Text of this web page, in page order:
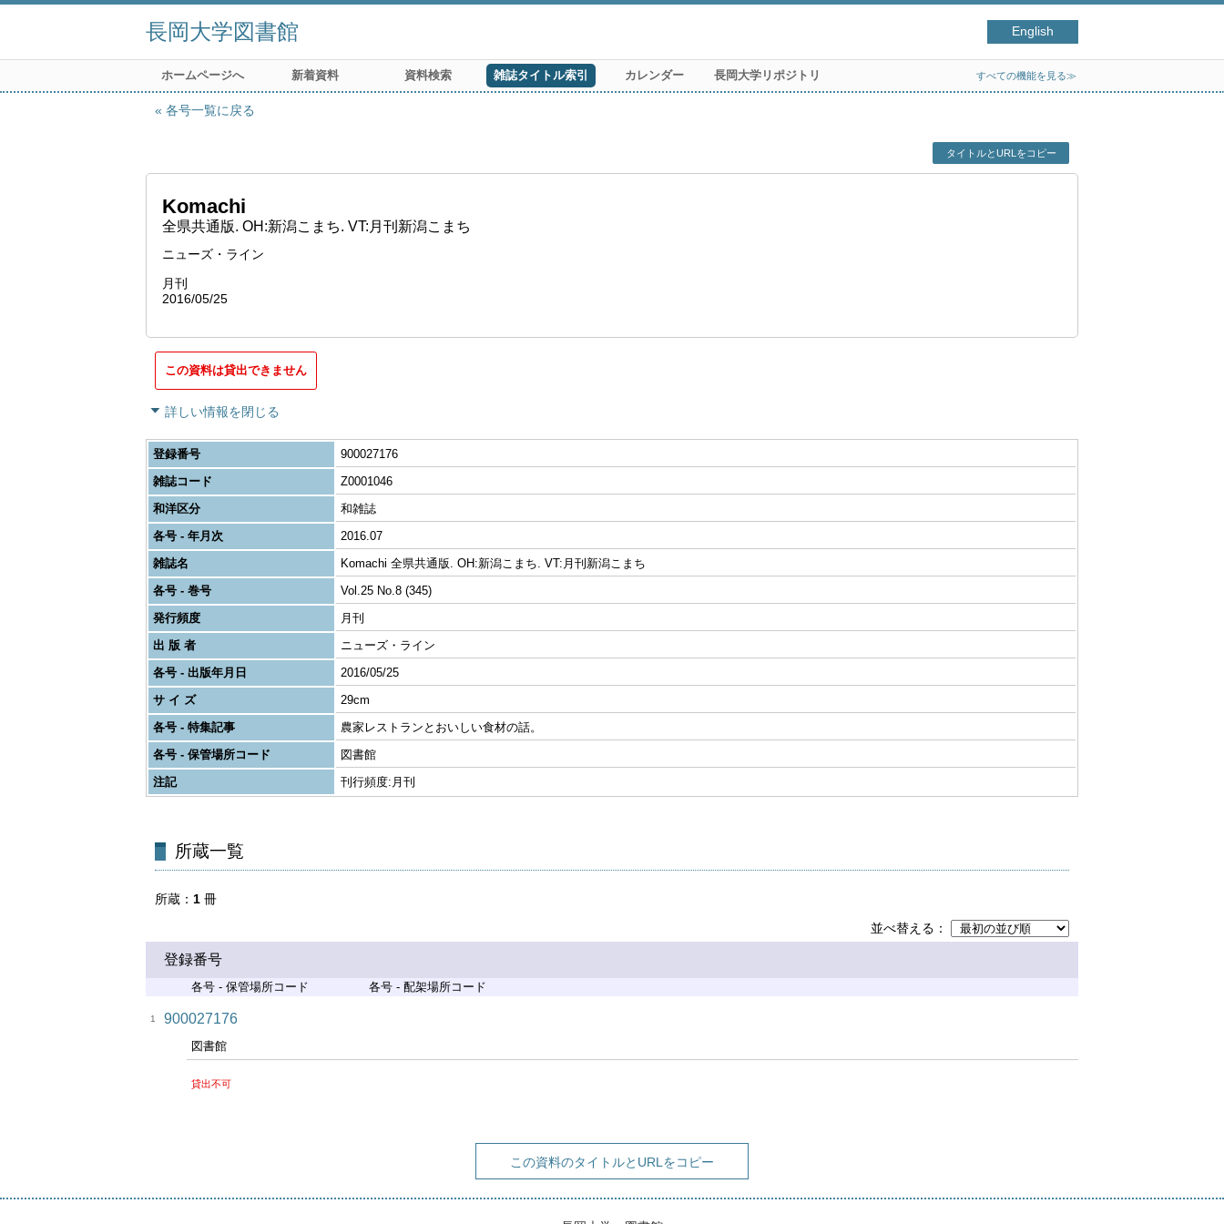
長岡大学図書館 English
ホームページへ 新着資料 資料検索 雑誌タイトル索引 カレンダー 長岡大学リポジトリ すべての機能を見る≫
各号一覧に戻る
タイトルとURLをコピー
Komachi
全県共通版. OH:新潟こまち. VT:月刊新潟こまち
ニューズ・ライン
月刊
2016/05/25
この資料は貸出できません
詳しい情報を閉じる
登録番号
900027176
雑誌コード
Z0001046
和洋区分
和雑誌
各号 - 年月次
2016.07
雑誌名
Komachi 全県共通版. OH:新潟こまち. VT:月刊新潟こまち
各号 - 巻号
Vol.25 No.8 (345)
発行頻度
月刊
出 版 者
ニューズ・ライン
各号 - 出版年月日
2016/05/25
サ イ ズ
29cm
各号 - 特集記事
農家レストランとおいしい食材の話。
各号 - 保管場所コード
図書館
注記
刊行頻度:月刊
所蔵一覧
所蔵 1 冊
並べ替える
登録番号
各号 - 保管場所コード 各号 - 配架場所コード
1 900027176
図書館
貸出不可
この資料のタイトルとURLをコピー